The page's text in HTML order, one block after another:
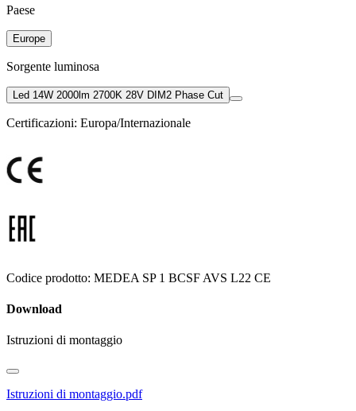
Paese
Europe
Sorgente luminosa
Led 14W 2000lm 2700K 28V DIM2 Phase Cut
Certificazioni: Europa/Internazionale
Codice prodotto: MEDEA SP 1 BCSF AVS L22 CE
Download
Istruzioni di montaggio
Istruzioni di montaggio.pdf